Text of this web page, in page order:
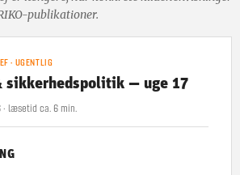
publikationer.
· UGENTLIG
sikkerhedspolitik — uge 17
læsetid ca. 6 min.